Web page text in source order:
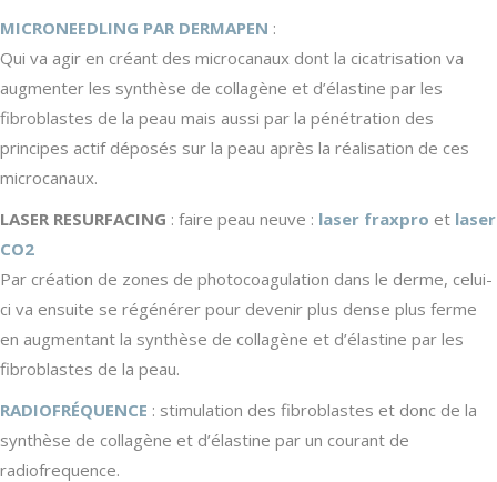
MICRONEEDLING PAR DERMAPEN :
Qui va agir en créant des microcanaux dont la cicatrisation va
augmenter les synthèse de collagène et d’élastine par les
fibroblastes de la peau mais aussi par la pénétration des
principes actif déposés sur la peau après la réalisation de ces
microcanaux.
LASER RESURFACING : faire peau neuve : laser fraxpro et laser
CO2
Par création de zones de photocoagulation dans le derme, celui-
ci va ensuite se régénérer pour devenir plus dense plus ferme
en augmentant la synthèse de collagène et d’élastine par les
fibroblastes de la peau.
RADIOFRÉQUENCE : stimulation des fibroblastes et donc de la
synthèse de collagène et d’élastine par un courant de
radiofrequence.